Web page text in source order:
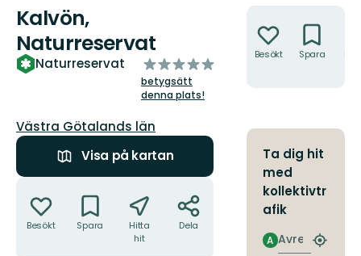
Kalvön,
Naturreservat
Naturreservat
av
5
stjärnor
betygsätt
denna plats!
Län:
Västra Götalands län
Visa på kartan
Besökt Spara
Hitta
hit
Dela
Besökt Spara
Ta dig hit
med
kollektivtr
afik
Avresa
A
Hitta